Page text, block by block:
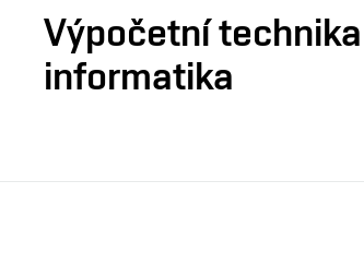
Výpočetní
informatika